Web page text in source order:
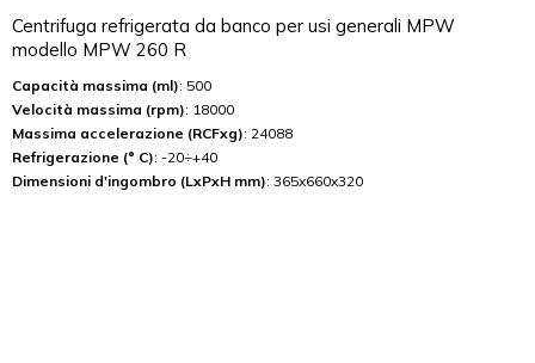
Centrifuga refrigerata da banco per usi generali MPW
modello MPW 260 R
Capacità massima (ml): 500
Velocità massima (rpm): 18000
Massima accelerazione (RCFxg): 24088
Refrigerazione (° C): -20÷+40
Dimensioni d'ingombro (LxPxH mm): 365x660x320